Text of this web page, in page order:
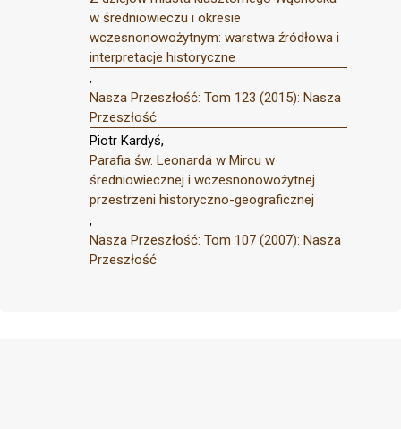
w średniowieczu i okresie
wczesnonowożytnym: warstwa źródłowa i
interpretacje historyczne
,
Nasza Przeszłość: Tom 123 (2015): Nasza
Przeszłość
Piotr Kardyś,
Parafia św. Leonarda w Mircu w
średniowiecznej i wczesnonowożytnej
przestrzeni historyczno-geograficznej
,
Nasza Przeszłość: Tom 107 (2007): Nasza
Przeszłość